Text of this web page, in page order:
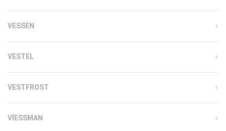
VESSEN
VESTEL
VESTFROST
VIESSMAN